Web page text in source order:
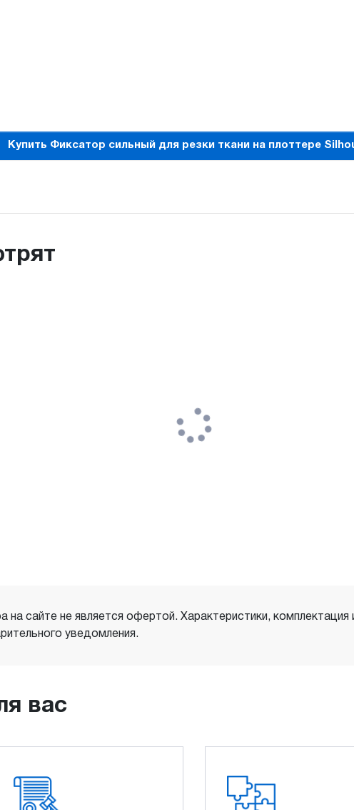
Купить Фиксатор сильный для резки ткани на плоттере
на сайте не является офертой. Характеристики,
уведомления.
вас